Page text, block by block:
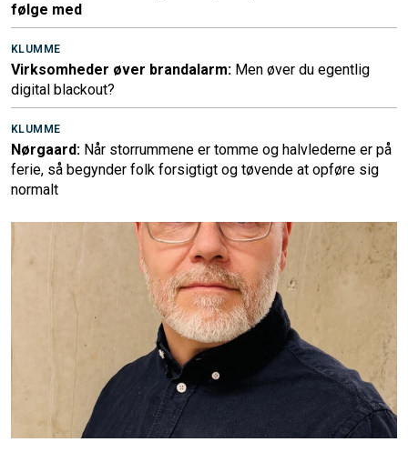
følge med
KLUMME
Virksomheder øver brandalarm: Men øver du egentlig
digital blackout?
KLUMME
Nørgaard: Når storrummene er tomme og halvlederne er på
ferie, så begynder folk forsigtigt og tøvende at opføre sig
normalt